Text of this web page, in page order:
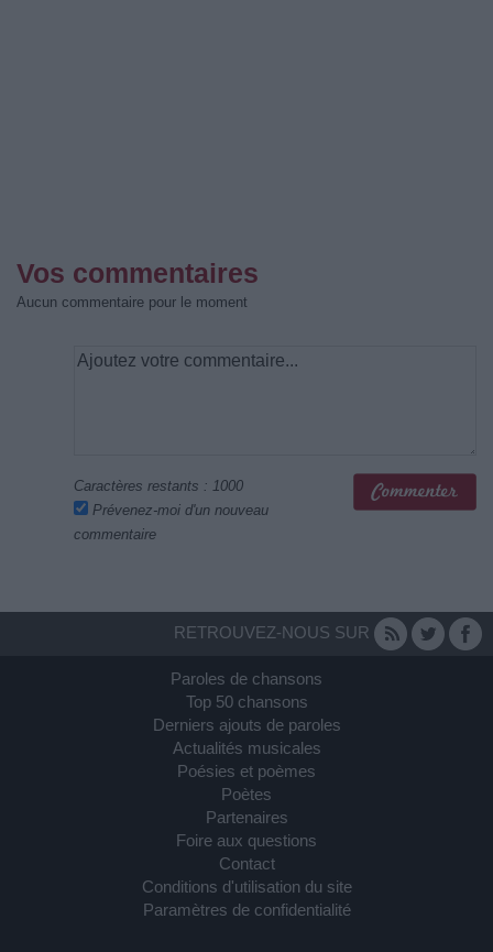
Vos commentaires
Aucun commentaire pour le moment
Caractères restants : 1000
Prévenez-moi d'un nouveau
commentaire
RETROUVEZ-NOUS SUR
Paroles de chansons
Top 50 chansons
Derniers ajouts de paroles
Actualités musicales
Poésies et poèmes
Poètes
Partenaires
Foire aux questions
Contact
Conditions d'utilisation du site
Paramètres de confidentialité